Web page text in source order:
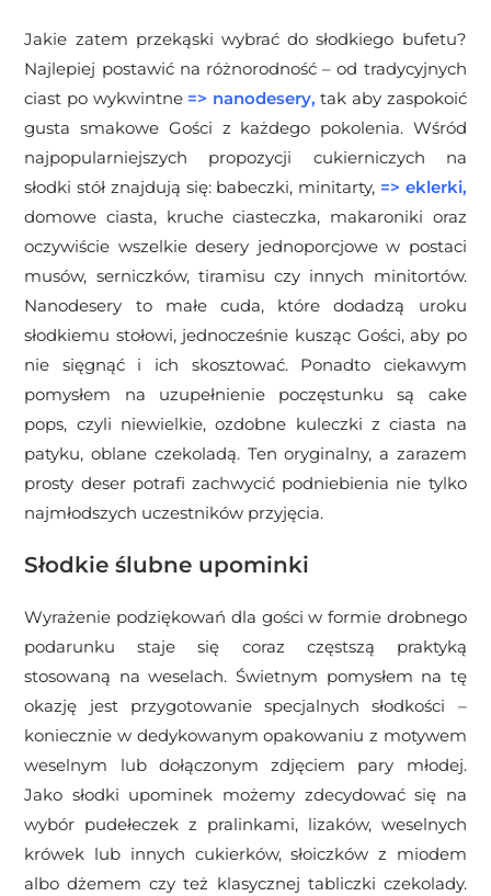
Jakie zatem przekąski wybrać do słodkiego bufetu?
Najlepiej postawić na różnorodność – od tradycyjnych
ciast po wykwintne => nanodesery, tak aby zaspokoić
gusta smakowe Gości z każdego pokolenia. Wśród
najpopularniejszych propozycji cukierniczych na
słodki stół znajdują się: babeczki, minitarty, => eklerki,
domowe ciasta, kruche ciasteczka, makaroniki oraz
oczywiście wszelkie desery jednoporcjowe w postaci
musów, serniczków, tiramisu czy innych minitortów.
Nanodesery to małe cuda, które dodadzą uroku
słodkiemu stołowi, jednocześnie kusząc Gości, aby po
nie sięgnąć i ich skosztować. Ponadto ciekawym
pomysłem na uzupełnienie poczęstunku są cake
pops, czyli niewielkie, ozdobne kuleczki z ciasta na
patyku, oblane czekoladą. Ten oryginalny, a zarazem
prosty deser potrafi zachwycić podniebienia nie tylko
najmłodszych uczestników przyjęcia.
Słodkie ślubne upominki
Wyrażenie podziękowań dla gości w formie drobnego
podarunku staje się coraz częstszą praktyką
stosowaną na weselach. Świetnym pomysłem na tę
okazję jest przygotowanie specjalnych słodkości –
koniecznie w dedykowanym opakowaniu z motywem
weselnym lub dołączonym zdjęciem pary młodej.
Jako słodki upominek możemy zdecydować się na
wybór pudełeczek z pralinkami, lizaków, weselnych
krówek lub innych cukierków, słoiczków z miodem
albo dżemem czy też klasycznej tabliczki czekolady.